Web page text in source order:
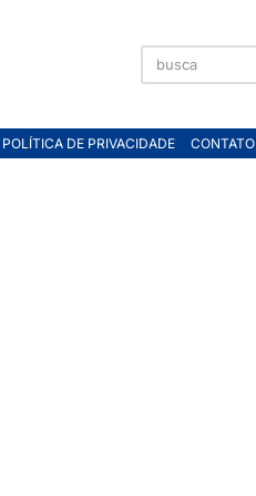
POLÍTICA DE PRIVACIDADE CONTATO